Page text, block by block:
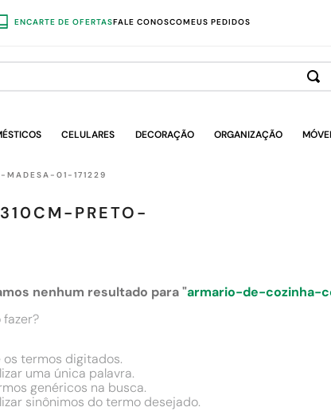
ENCARTE DE OFERTASFALE CONOSCOMEUS PEDIDOS
CELULARES DECORAÇÃO ORGANIZAÇÃO
MADESA-01-171229
PRETO-
nenhum resultado para "armario-de-cozinha-
fazer?
termos digitados.
uma única palavra.
genéricos na busca.
sinônimos do termo desejado.